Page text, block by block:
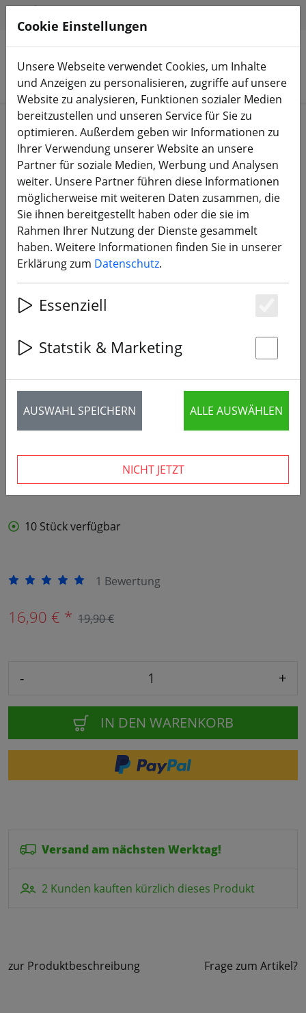
Produkte suchen
Start Zubehör Werkzeug
TBS Universal 24 bit driver Kit
›
15% SPAREN
10 Stück verfügbar
1 Bewertung
16,90 € * 19,90 €
- +
IN DEN WARENKORB
Versand am nächsten Werktag!
2 Kunden kauften kürzlich dieses Produkt
zur Produktbeschreibung Frage zum Artikel?
Cookie Einstellungen
Unsere Webseite verwendet Cookies, um Inhalte
und Anzeigen zu personalisieren, zugriffe auf unsere
Website zu analysieren, Funktionen sozialer Medien
bereitzustellen und unseren Service für Sie zu
optimieren. Außerdem geben wir Informationen zu
Ihrer Verwendung unserer Website an unsere
Partner für soziale Medien, Werbung und Analysen
weiter. Unsere Partner führen diese Informationen
möglicherweise mit weiteren Daten zusammen, die
Sie ihnen bereitgestellt haben oder die sie im
Rahmen Ihrer Nutzung der Dienste gesammelt
haben. Weitere Informationen finden Sie in unserer
Erklärung zum Datenschutz.
Essenziell
Statstik & Marketing
AUSWAHL SPEICHERN ALLE AUSWÄHLEN
NICHT JETZT